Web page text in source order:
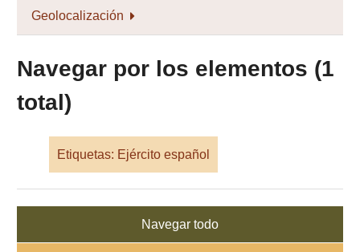
Geolocalización
Navegar por los elementos (1
total)
Etiquetas: Ejército español
Navegar todo